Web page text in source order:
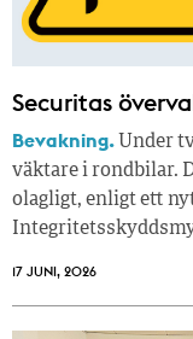
Securitas
Bevakning. Under
väktare i rondbilar.
olagligt, enligt ett
17 JUNI, 2026